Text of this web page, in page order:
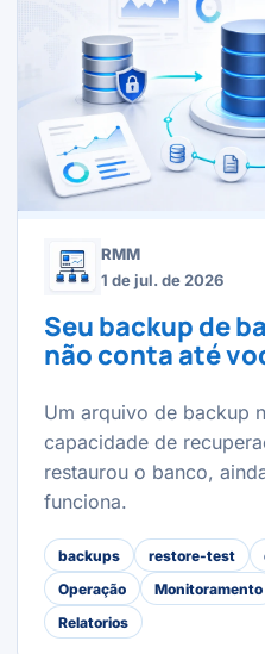
RMM
1 de jul. de 2026
Seu backup de
não conta até
Um arquivo de backup
capacidade de
restaurou o banco,
funciona.
backups restore-test
Operação
Monitoramento
Relatorios